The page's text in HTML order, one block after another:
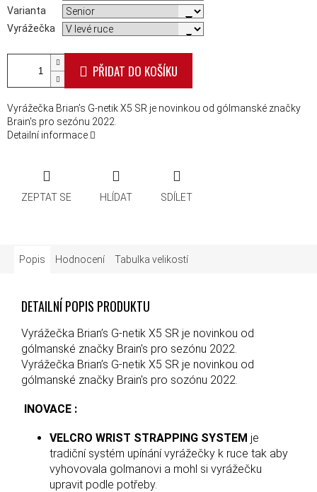
Varianta
Vyrážečka
PŘIDAT DO KOŠÍKU
Vyrážečka Brian’s G-netik X5 SR je novinkou od gólmanské značky
Brain's pro sezónu 2022.
Detailní informace
ZEPTAT SE HLÍDAT SDÍLET
Popis Hodnocení Tabulka velikostí
DETAILNÍ POPIS PRODUKTU
Vyrážečka Brian’s G-netik X5 SR je novinkou od
gólmanské značky Brain's pro sezónu 2022.
Vyrážečka Brian’s G-netik X5 SR je novinkou od
gólmanské značky Brain's pro sozónu 2022.
INOVACE :
VELCRO WRIST STRAPPING SYSTEM je
tradiční systém upínání vyrážečky k ruce tak aby
vyhovovala golmanovi a mohl si vyrážečku
upravit podle potřeby.